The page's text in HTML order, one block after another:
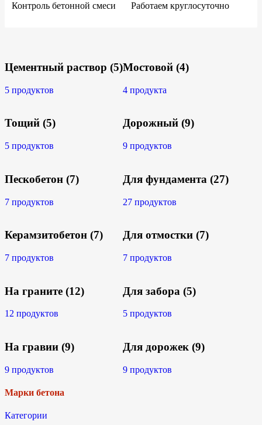
Контроль бетонной смеси Работаем круглосуточно
Цементный раствор (5)
5 продуктов
Тощий (5)
5 продуктов
Пескобетон (7)
7 продуктов
Керамзитобетон (7)
7 продуктов
На граните (12)
12 продуктов
На гравии (9)
9 продуктов
Мостовой (4)
4 продукта
Дорожный (9)
9 продуктов
Для фундамента (27)
27 продуктов
Для отмостки (7)
7 продуктов
Для забора (5)
5 продуктов
Для дорожек (9)
9 продуктов
Марки бетона
Категории